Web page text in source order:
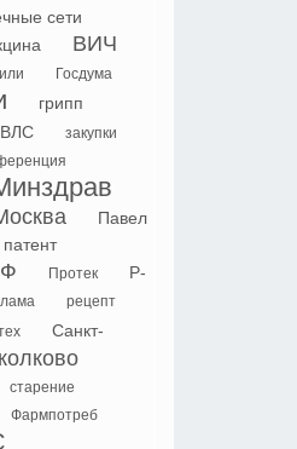
сети
ВИЧ
Госдума
грипп
закупки
Павел
патент
Протек
Р-
рецепт
Санкт-
старение
Фармпотреб